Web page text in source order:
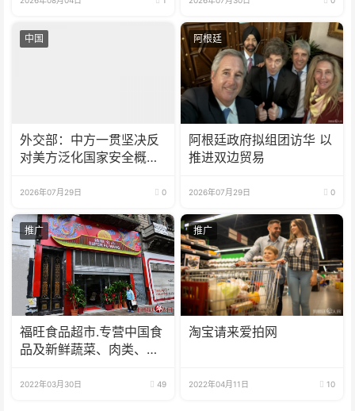
中国
外交部：中方一贯坚决反
对美方泛化国家安全概念
2026年07月29日 0
阿根廷
阿根廷政府拟组团访华 以
推进双边贸易
2026年07月29日 0
推广
福旺食品超市.专营中国食
品及新鲜蔬菜、肉类、
2022年03月30日 49
推广
淘宝请来爱拍网
2022年04月11日 10